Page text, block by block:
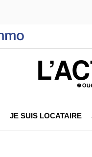
JE SUIS LOCATAIRE